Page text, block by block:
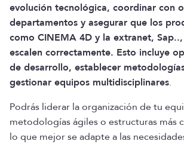
evolución tecnológica, coordinar con
departamentos y asegurar que los
como CINEMA 4D y la extranet,
escalen correctamente. Esto incluye
de desarrollo, establecer
gestionar equipos multidisciplinares.
Podrás liderar la organización de tu
metodologías ágiles o estructuras más
lo que mejor se adapte a las